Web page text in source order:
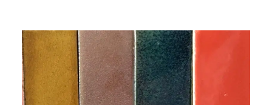
Search
Tilmeld nyhedsbrev